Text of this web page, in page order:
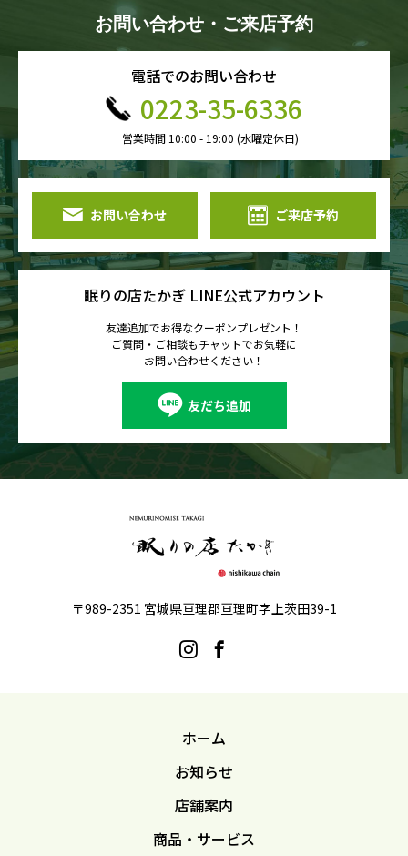
お問い合わせ・ご来店予約
電話でのお問い合わせ
0223-35-6336
営業時間 10:00 - 19:00 (水曜定休日)
お問い合わせ ご来店予約
眠りの店たかぎ LINE公式アカウント
友達追加でお得なクーポンプレゼント！
ご質問・ご相談もチャットでお気軽に
お問い合わせください！
友だち追加
〒989-2351 宮城県亘理郡亘理町字上茨田39-1
ホーム
お知らせ
店舗案内
商品・サービス